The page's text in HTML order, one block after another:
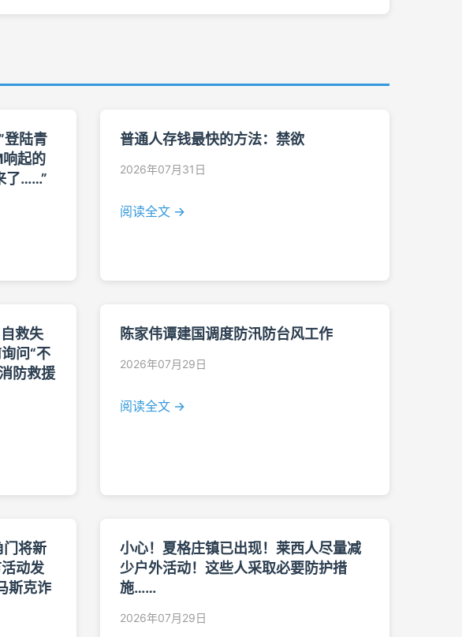
登陆青
起的
了……”
普通人存钱最快的方法：禁欲
2026年07月31日
阅读全文 →
救失
问“不
防救援
陈家伟谭建国调度防汛防台风工作
2026年07月29日
阅读全文 →
门将新
动发
斯克诈
小心！夏格庄镇已出现！莱西人尽量减
少户外活动！这些人采取必要防护措
施……
2026年07月29日